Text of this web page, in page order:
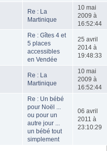
Re : La
Martinique
10 mai
2009 à
16:52:44
Re : Gîtes 4 et
5 places
accessibles
en Vendée
25 avril
2014 à
19:48:33
Re : La
Martinique
10 mai
2009 à
16:52:44
Re : Un bébé
pour Noël ...
ou pour un
autre jour ...
un bébé tout
simplement
06 avril
2011 à
23:10:29